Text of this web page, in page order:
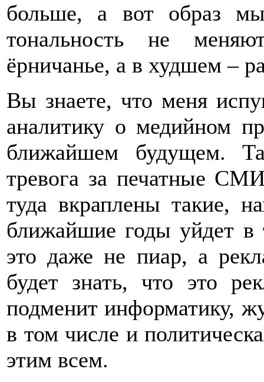
больше, а вот образ
тональность не
ёрничанье, а в худшем –
Вы знаете, что меня
аналитику о медийном
ближайшем будущем.
тревога за печатные
туда вкраплены такие,
ближайшие годы уйдет в
это даже не пиар, а
будет знать, что это
подменит информатику,
в том числе и
этим всем.